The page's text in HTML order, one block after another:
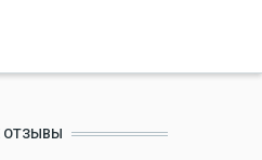
ОТЗЫВЫ